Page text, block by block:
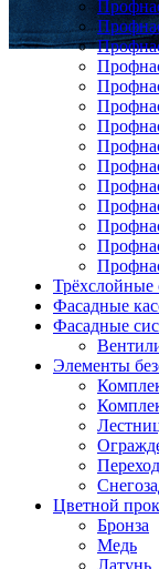
Трёхслойные
Фасадные
Фасадные
Элементы
Цветной
Бронза
Медь
Латунь